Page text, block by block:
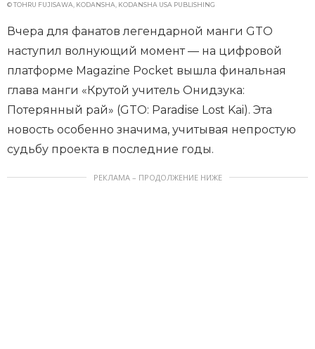
© TOHRU FUJISAWA, KODANSHA, KODANSHA USA PUBLISHING
Вчера для фанатов легендарной манги GTO
наступил волнующий момент — на цифровой
платформе Magazine Pocket вышла финальная
глава манги «Крутой учитель Онидзука:
Потерянный рай» (GTO: Paradise Lost Kai). Эта
новость особенно значима, учитывая непростую
судьбу проекта в последние годы.
РЕКЛАМА – ПРОДОЛЖЕНИЕ НИЖЕ